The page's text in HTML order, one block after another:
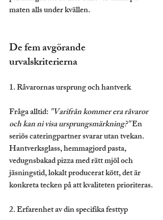
maten alls under kvällen.
De fem avgörande
urvalskriterierna
1. Råvarornas ursprung och hantverk
Fråga alltid: "Varifrån kommer era råvaror
och kan ni visa ursprungsmärkning?" En
seriös cateringpartner svarar utan tvekan.
Hantverksglass, hemmagjord pasta,
vedugnsbakad pizza med rätt mjöl och
jäsningstid, lokalt producerat kött, det är
konkreta tecken på att kvaliteten prioriteras.
2. Erfarenhet av din specifika festtyp